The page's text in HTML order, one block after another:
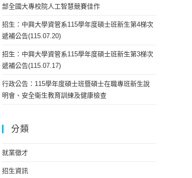
部全國大專校院人工智慧競賽佳作
招生：中興大學資管系115學年度碩士班新生第4梯次
遞補公告(115.07.20)
招生：中興大學資管系115學年度碩士班新生第3梯次
遞補公告(115.07.17)
行政公告：115學年度碩士班暨碩士在職專班新生說
明會、安全衛生教育訓練及健康檢查
分類
就業徵才
招生資訊